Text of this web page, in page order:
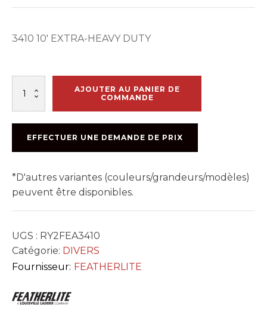
3410 10′ EXTRA-HEAVY DUTY
ESCABEAU
AJOUTER AU PANIER DE
COMMANDE
EFFECTUER UNE DEMANDE DE PRIX
*D'autres variantes (couleurs/grandeurs/modèles)
peuvent être disponibles.
UGS : RY2FEA3410
Catégorie: DIVERS
Fournisseur: FEATHERLITE